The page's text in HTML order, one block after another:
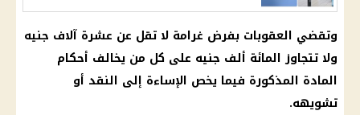
وتقضي العقوبات بفرض غرامة لا تقل عن عشرة آلاف جنيه
ولا تتجاوز المائة ألف جنيه على كل من يخالف أحكام
المادة المذكورة فيما يخص الإساءة إلى النقد أو
تشويهه.